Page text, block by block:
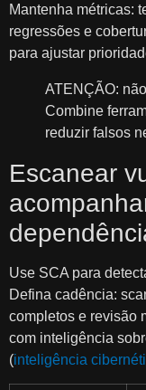
Mantenha métricas:
regressões e
para ajustar
ATENÇÃO:
Combine
reduzir falsos
Escanear
Use SCA para
Defina cadência:
completos e revisão
com inteligência
(inteligência